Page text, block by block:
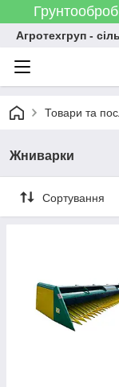
Агротехгруп -
Товари та
Жниварки
Сортування